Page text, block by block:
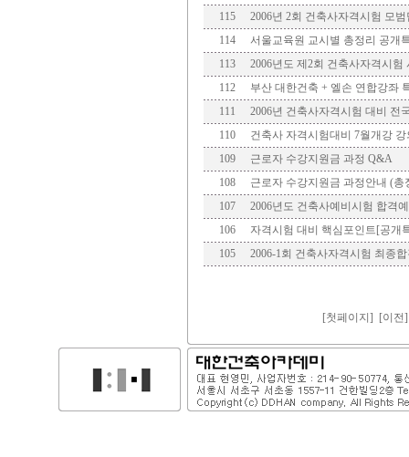
115
2006년 2회 건축사자격시험 모범
114
서울교육원 교시별 총정리 공개
113
2006년도 제2회 건축사자격시험
112
부산 대한건축 + 엘손 연합강좌
111
2006년 건축사자격시험 대비 전
110
건축사 자격시험대비 7월개강
109
근로자 수강지원금 과정 Q&A
108
근로자 수강지원금 과정안내 (총
107
2006년도 건축사예비시험 합격
106
자격시험 대비 핵심포인트[공개
105
2006-1회 건축사자격시험 최종
[첫페이지 ] [이전]